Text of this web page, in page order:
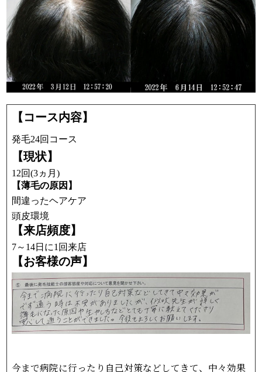
【コース内容】
発毛24回コース
【現状】
12回(3ヵ月)
【薄毛の原因】
間違ったヘアケア
頭皮環境
【来店頻度】
7～14日に1回来店
【お客様の声】
今まで病院に行ったり自己対策などしてきて、中々効果